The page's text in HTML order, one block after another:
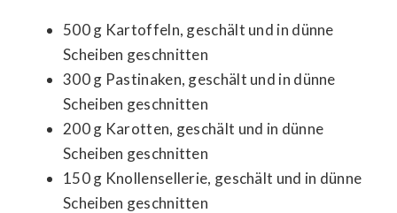
500 g Kartoffeln, geschält und in dünne
Scheiben geschnitten
300 g Pastinaken, geschält und in dünne
Scheiben geschnitten
200 g Karotten, geschält und in dünne
Scheiben geschnitten
150 g Knollensellerie, geschält und in dünne
Scheiben geschnitten